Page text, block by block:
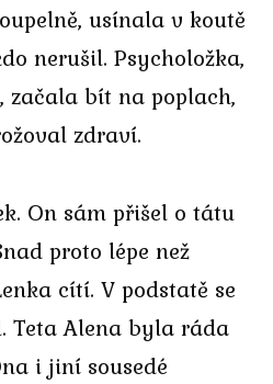
usínala v koutě
nerušil. Psycholožka,
začala bít na poplach,
zdraví.
On sám přišel o tátu
proto lépe než
cítí. V podstatě se
Teta Alena byla ráda
i jiní sousedé